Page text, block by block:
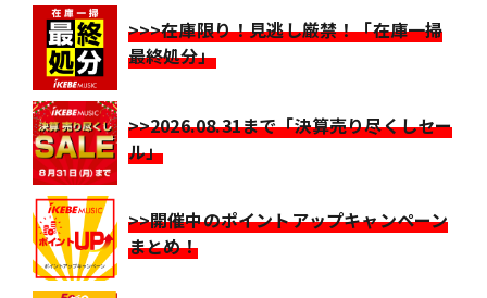
>>>在庫限り！見逃し厳禁！「在庫一掃
最終処分」
>>2026.08.31まで「決算売り尽くしセー
ル」
>>開催中のポイントアップキャンペーン
まとめ！